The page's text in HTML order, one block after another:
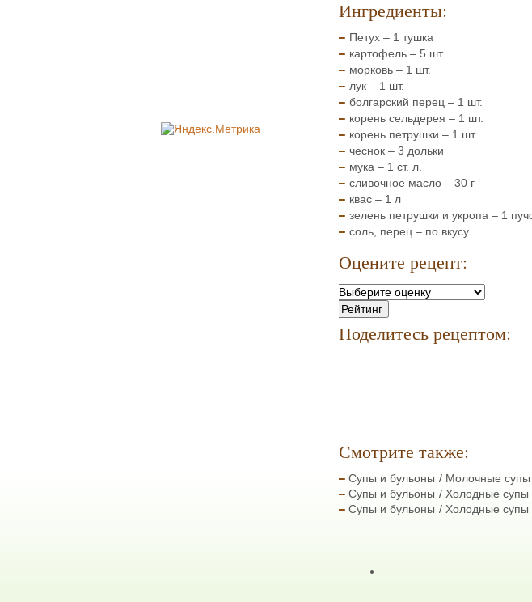
Ингредиенты:
Петух – 1 тушка
картофель – 5 шт.
морковь – 1 шт.
лук – 1 шт.
болгарский перец – 1 шт.
корень сельдерея – 1 шт.
корень петрушки – 1 шт.
чеснок – 3 дольки
мука – 1 ст. л.
сливочное масло – 30 г
квас – 1 л
зелень петрушки и укропа – 1
соль, перец – по вкусу
Оцените рецепт:
Поделитесь рецептом:
Смотрите также:
Супы и бульоны Молочные супы
Супы и бульоны
Холодные супы
Супы и бульоны
Холодные супы